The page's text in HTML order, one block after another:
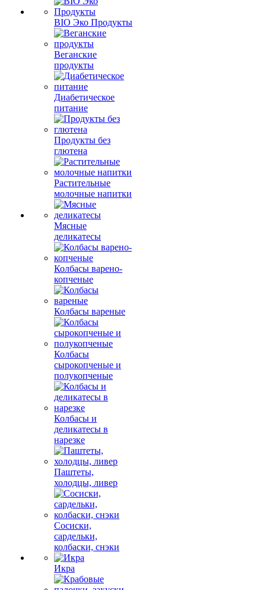
BIO Эко Продукты
Веганские
продукты
Диабетическое
питание
Продукты без
глютена
Растительные
молочные напитки
Мясные
деликатесы
Колбасы варено-
копченые
Колбасы вареные
Колбасы
сырокопченые и
полукопченые
Колбасы и
деликатесы в
нарезке
Паштеты,
холодцы, ливер
Сосиски,
сардельки,
колбаски, снэки
Икра